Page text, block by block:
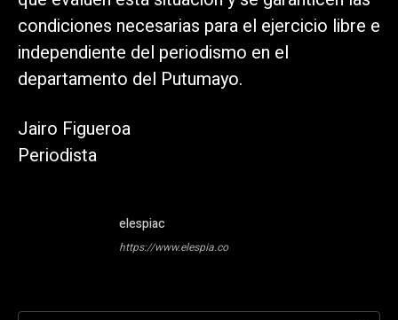
condiciones necesarias para el ejercicio libre e
independiente del periodismo en el
departamento del Putumayo.
Jairo Figueroa
Periodista
elespiac
https://www.elespia.co